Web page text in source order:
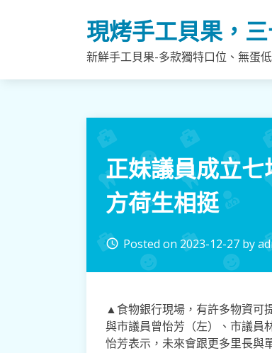
現烤手工貝果，
新鮮手工貝果-多款獨特口位、無蛋
正妹議員成立
方荷生相挺
access_time Posted on2023-12-27 by
▲食物銀行現場，有許多物資可
與市議員曾怡芳（左）、市議員
怡芳表示，未來會跟更多里長與